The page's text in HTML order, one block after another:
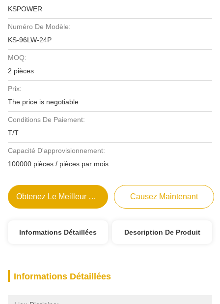
KSPOWER
Numéro De Modèle:
KS-96LW-24P
MOQ:
2 pièces
Prix:
The price is negotiable
Conditions De Paiement:
T/T
Capacité D'approvisionnement:
100000 pièces / pièces par mois
Obtenez Le Meilleur Prix Causez Maintenant
Informations Détaillées Description De Produit
Informations Détaillées